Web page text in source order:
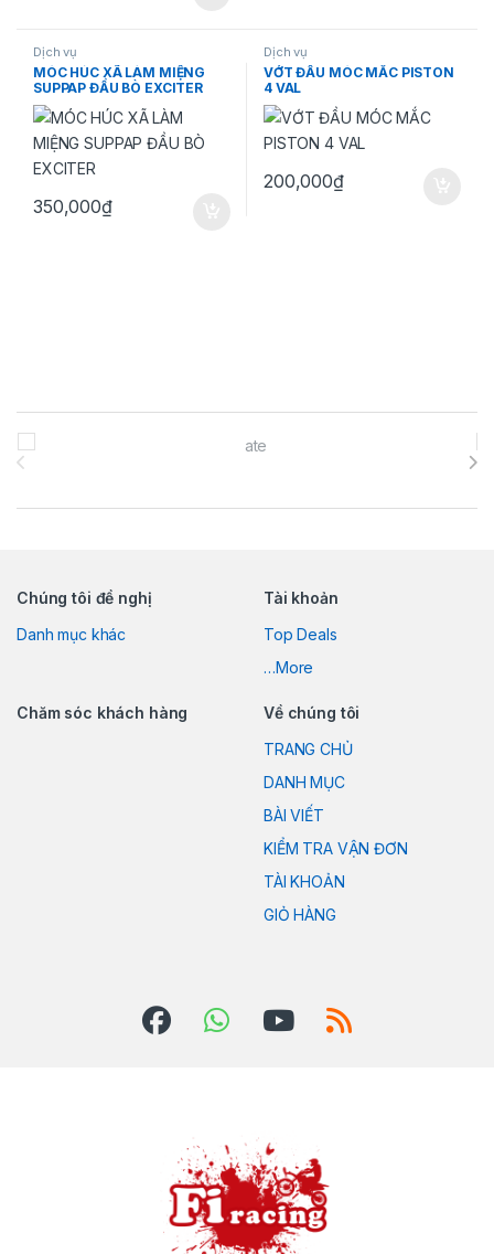
Dịch vụ
MÓC HÚC XÃ LÀM MIỆNG
SUPPAP ĐẦU BÒ EXCITER
350,000₫
Dịch vụ
VỚT ĐẦU MÓC MẮC PISTON
4 VAL
200,000₫
Brands Carousel
Chúng tôi đề nghị
Danh mục khác
Tài khoản
Top Deals
…More
Chăm sóc khách hàng
Về chúng tôi
TRANG CHỦ
DANH MỤC
BÀI VIẾT
KIỂM TRA VẬN ĐƠN
TÀI KHOẢN
GIỎ HÀNG